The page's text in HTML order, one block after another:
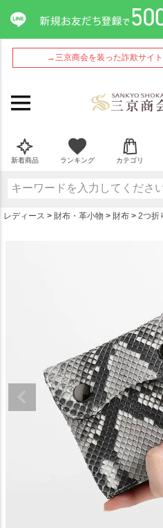
→三京商会を装った詐欺サイ
新着商品 ランキング カテゴリ
レディース 財布・革小物 財布 2つ折